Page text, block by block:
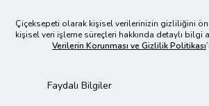
Çiçeksepeti olarak kişisel verilerinizin gizliliğini
kişisel veri işleme süreçleri hakkında detaylı bilgi
Verilerin Korunması ve Gizlilik Politikası
Faydalı Bilgiler